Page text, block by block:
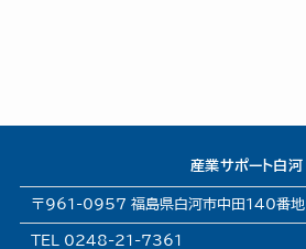
産業サポート白河
〒961-0957 福島県白河市中田140番地
TEL 0248-21-7361